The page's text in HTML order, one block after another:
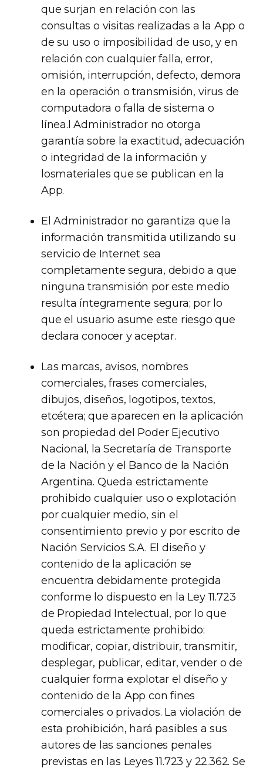
que surjan en relación con las
consultas o visitas realizadas a la App o
de su uso o imposibilidad de uso, y en
relación con cualquier falla, error,
omisión, interrupción, defecto, demora
en la operación o transmisión, virus de
computadora o falla de sistema o
línea.l Administrador no otorga
garantía sobre la exactitud, adecuación
o integridad de la información y
losmateriales que se publican en la
App.
El Administrador no garantiza que la
información transmitida utilizando su
servicio de Internet sea
completamente segura, debido a que
ninguna transmisión por este medio
resulta íntegramente segura; por lo
que el usuario asume este riesgo que
declara conocer y aceptar.
Las marcas, avisos, nombres
comerciales, frases comerciales,
dibujos, diseños, logotipos, textos,
etcétera; que aparecen en la aplicación
son propiedad del Poder Ejecutivo
Nacional, la Secretaría de Transporte
de la Nación y el Banco de la Nación
Argentina. Queda estrictamente
prohibido cualquier uso o explotación
por cualquier medio, sin el
consentimiento previo y por escrito de
Nación Servicios S.A. El diseño y
contenido de la aplicación se
encuentra debidamente protegida
conforme lo dispuesto en la Ley 11.723
de Propiedad Intelectual, por lo que
queda estrictamente prohibido:
modificar, copiar, distribuir, transmitir,
desplegar, publicar, editar, vender o de
cualquier forma explotar el diseño y
contenido de la App con fines
comerciales o privados. La violación de
esta prohibición, hará pasibles a sus
autores de las sanciones penales
previstas en las Leyes 11.723 y 22.362. Se